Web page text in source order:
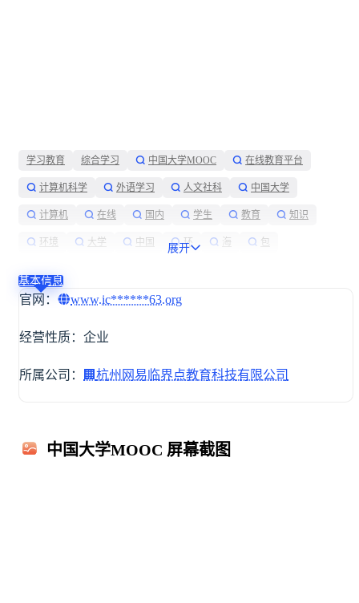
学习教育 综合学习 中国大学MOOC 在线教育平台
计算机科学 外语学习 人文社科 中国大学
计算机 在线 国内 学生 教育 知识
环境 大学 中国 环 海 包
展开
基本信息
官网： www.ic******63.org
经营性质：企业
所属公司： 🏢 杭州网易临界点教育科技有限公司
中国大学MOOC 屏幕截图